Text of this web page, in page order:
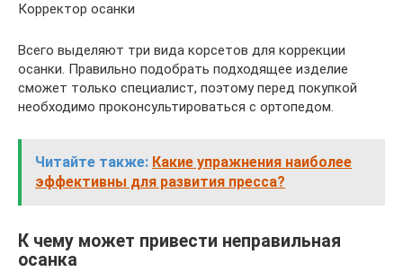
Корректор осанки
Всего выделяют три вида корсетов для коррекции
осанки. Правильно подобрать подходящее изделие
сможет только специалист, поэтому перед покупкой
необходимо проконсультироваться с ортопедом.
Читайте также: Какие упражнения наиболее
эффективны для развития пресса?
К чему может привести неправильная
осанка